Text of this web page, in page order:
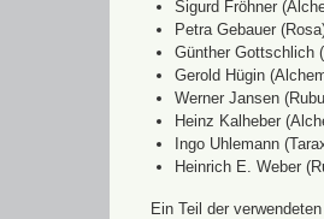
Sigurd Fröhner
Petra Gebauer
Günther Gottschlich
Gerold Hügin
Werner Jansen
Heinz Kalheber
Ingo Uhlemann
Heinrich E. Weber
Ein Teil der